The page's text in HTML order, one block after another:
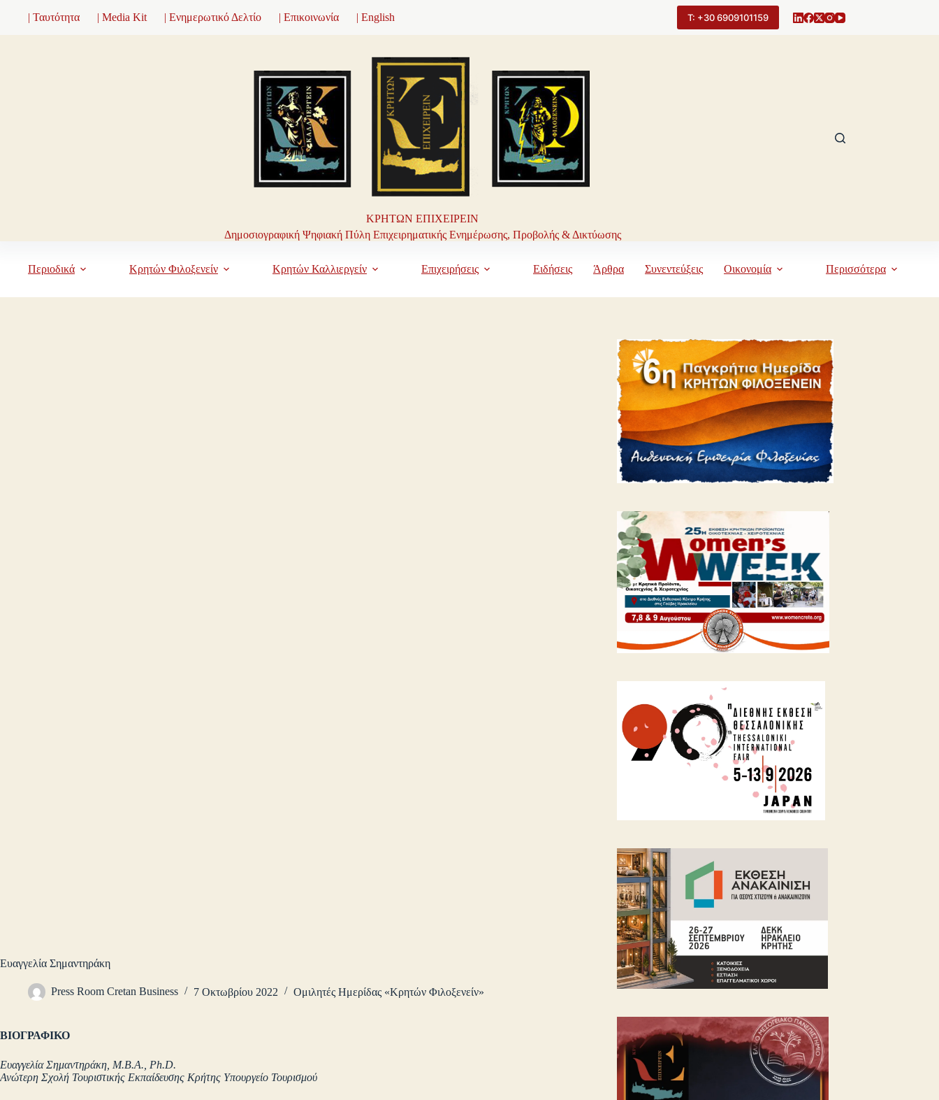
| Ταυτότητα | Media Kit | Ενημερωτικό Δελτίο | Επικοινωνία | English Τ: +30 6909101159
ΚΡΗΤΩΝ ΕΠΙΧΕΙΡΕΙΝ
Δημοσιογραφική Ψηφιακή Πύλη Επιχειρηματικής Ενημέρωσης, Προβολής & Δικτύωσης
Περιοδικά Κρητών Φιλοξενείν Κρητών Καλλιεργείν Επιχειρήσεις Ειδήσεις Άρθρα Συνεντεύξεις Οικονομία Περισσότερα
Ευαγγελία Σημαντηράκη
Press Room Cretan Business 7 Οκτωβρίου 2022 Ομιλητές Ημερίδας «Κρητών Φιλοξενείν»
ΒΙΟΓΡΑΦΙΚΟ
Ευαγγελία Σημαντηράκη, M.B.A., Ph.D.
Ανώτερη Σχολή Τουριστικής Εκπαίδευσης Κρήτης Υπουργείο Τουρισμού